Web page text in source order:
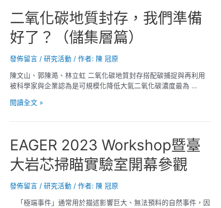
生
動
錄
二氧化碳地質封存，我們準備
好了？（儲集層篇）
發佈留言 / 研究活動 / 作者: 陳 冠原
陳文山、郭陳澔、林立虹 二氧化碳地質封存搭配碳捕捉與再利用
被科學家與企業認為是可規模化降低大氣二氧化碳濃度最為 …
二
化
地
封
我
閱讀全文 »
EAGER 2023 Workshop暨臺
大岩芯掃瞄實驗室開幕參觀
發佈留言 / 研究活動 / 作者: 陳 冠原
「極端事件」通常用於描述影響巨大、無法預料的自然事件，因